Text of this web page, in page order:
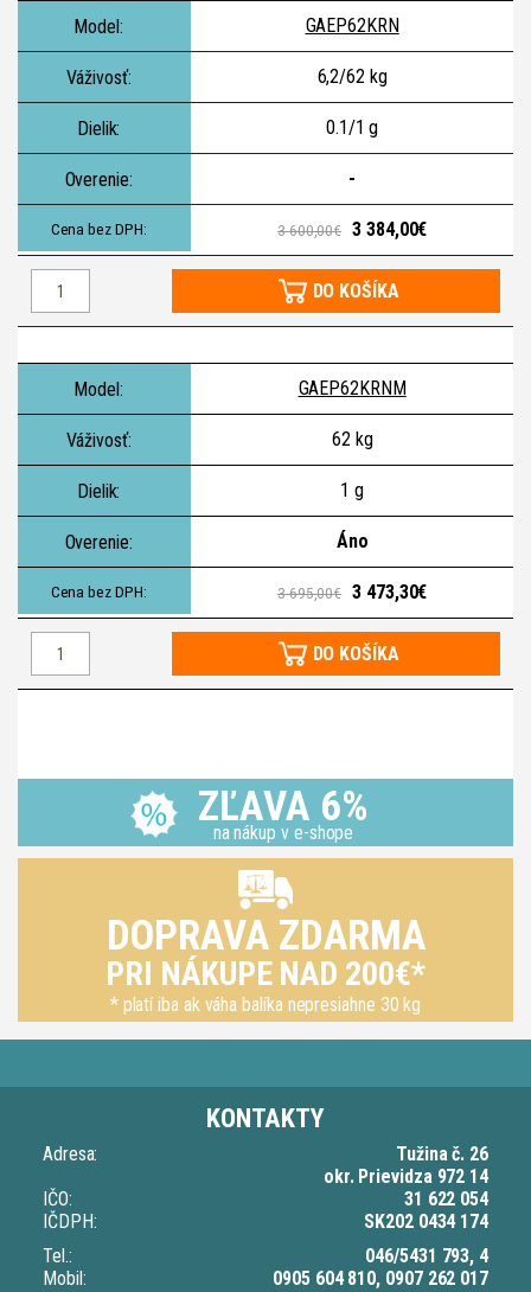
GAEP62KRN
6,2/62 kg
0.1/1 g
-
3 600,00€ 3 384,00€
DO KOŠÍKA
GAEP62KRNM
62 kg
1 g
Áno
3 695,00€ 3 473,30€
DO KOŠÍKA
ZĽAVA 6%
na nákup v e-shope
DOPRAVA ZDARMA
PRI NÁKUPE NAD 200€*
* platí iba ak váha balíka nepresiahne 30 kg
KONTAKTY
Adresa:
Tužina č. 26
okr. Prievidza 972 14
IČO:
31 622 054
IČDPH:
SK202 0434 174
Tel.:
046/5431 793, 4
Mobil:
0905 604 810, 0907 262 017